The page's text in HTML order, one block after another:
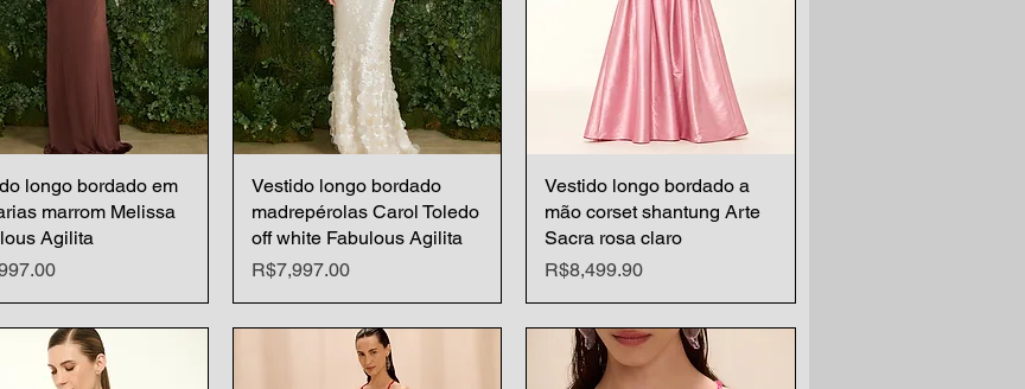
Quick View
longo bordado em
marrom Melissa
Agilita
Quick View
Vestido longo bordado
madrepérolas Carol Toledo
off white Fabulous Agilita
Price
R$7,997.00
Quick View
Vestido longo bordado a
mão corset shantung Arte
Sacra rosa claro
Price
R$8,499.90